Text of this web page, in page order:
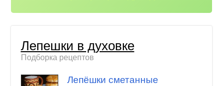
Лепешки в духовке
Подборка рецептов
Лепёшки сметанные